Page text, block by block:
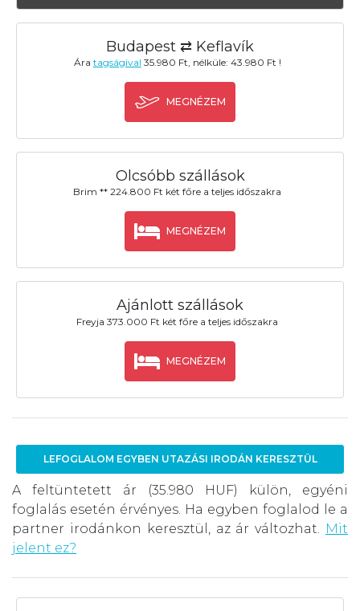
Budapest ⇄ Keflavík
Ára tagságival 35.980 Ft, nélküle: 43.980 Ft !
MEGNÉZEM
Olcsóbb szállások
Brim ** 224.800 Ft két főre a teljes időszakra
MEGNÉZEM
Ajánlott szállások
Freyja 373.000 Ft két főre a teljes időszakra
MEGNÉZEM
LEFOGLALOM EGYBEN UTAZÁSI IRODÁN KERESZTÜL
A feltüntetett ár (35.980 HUF) külön, egyéni
foglalás esetén érvényes. Ha egyben foglalod le a
partner irodánkon keresztül, az ár változhat.
Mit
jelent ez?